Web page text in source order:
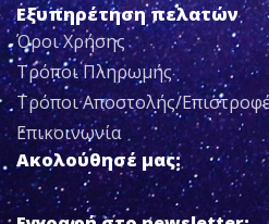
Εξυπηρέτηση πελατών
Όροι Χρήσης
Τρόποι Πληρωμής
Τρόποι Αποστολής/
Επικοινωνία
Ακολούθησέ μας: